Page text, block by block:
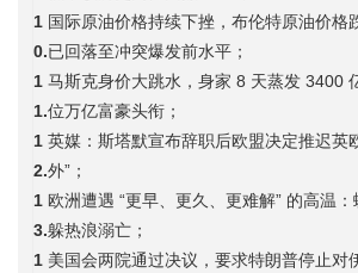
1
0.
国际原油价格持续下挫，布伦特原油价格
已回落至冲突爆发前水平；
1
1.
马斯克身价大跳水，身家 8 天蒸发 3400
位万亿富豪头衔；
1
2.
英媒：斯塔默宣布辞职后欧盟决定推迟英
外”；
1
3.
欧洲遭遇 “更早、更久、更难解” 的高温
躲热浪溺亡；
1 美国会两院通过决议，要求特朗普停止对